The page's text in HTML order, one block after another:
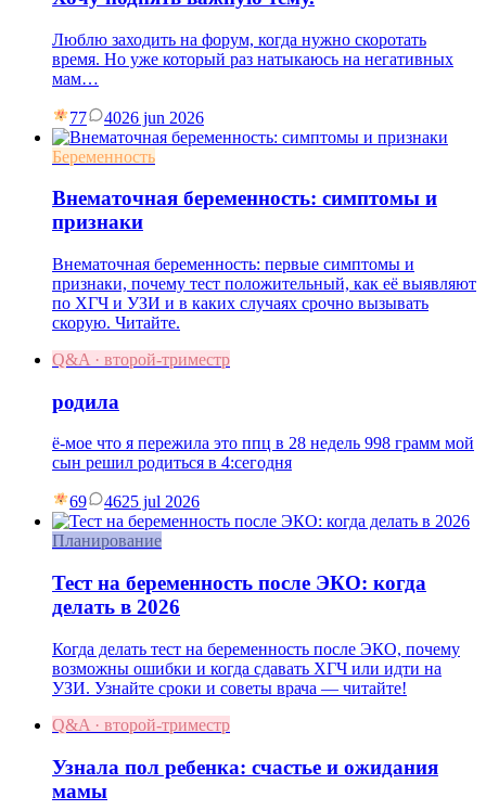
Люблю заходить на форум, когда нужно скоротать
время. Но уже который раз натыкаюсь на негативных
мам…
77 4026 jun 2026
Беременность
Внематочная беременность: симптомы и
признаки
Внематочная беременность: первые симптомы и
признаки, почему тест положительный, как её выявляют
по ХГЧ и УЗИ и в каких случаях срочно вызывать
скорую. Читайте.
Q&A · второй-триместр
родила
ё-мое что я пережила это ппц в 28 недель 998 грамм мой
сын решил родиться в 4:сегодня
69 4625 jul 2026
Планирование
Тест на беременность после ЭКО: когда
делать в 2026
Когда делать тест на беременность после ЭКО, почему
возможны ошибки и когда сдавать ХГЧ или идти на
УЗИ. Узнайте сроки и советы врача — читайте!
Q&A · второй-триместр
Узнала пол ребенка: счастье и ожидания
мамы